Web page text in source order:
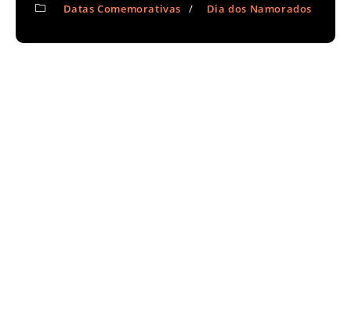
Datas Comemorativas / Dia dos Namorados